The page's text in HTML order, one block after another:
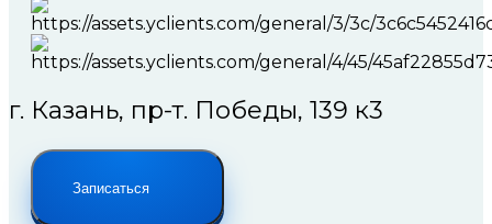
г. Казань, пр-т. Победы, 139 к3
Записаться